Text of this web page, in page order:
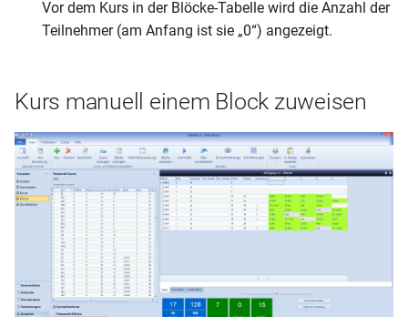
Vor dem Kurs in der Blöcke-Tabelle wird die Anzahl der
Teilnehmer (am Anfang ist sie „0“) angezeigt.
Kurs manuell einem Block zuweisen